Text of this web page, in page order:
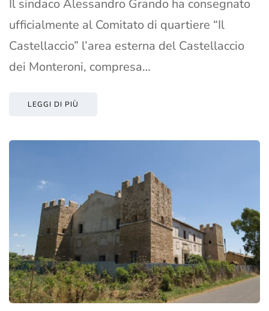
Il sindaco Alessandro Grando ha consegnato
ufficialmente al Comitato di quartiere “Il
Castellaccio” l’area esterna del Castellaccio
dei Monteroni, compresa…
LEGGI DI PIÙ